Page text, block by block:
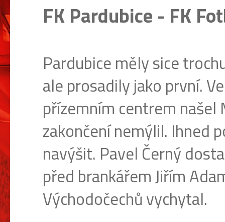
FK Pardubice - FK
Pardubice měly sice
ale prosadily jako první.
přízemním centrem našel
zakončení nemýlil. Ihned
navýšit. Pavel Černý
před brankářem Jiřím
Východočechů vychytal.